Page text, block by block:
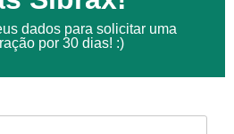
dados para solicitar uma
por 30 dias! :)